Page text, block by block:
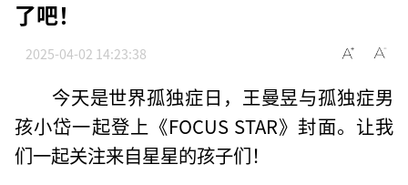
了吧！
2025-04-02 14:23:38
今天是世界孤独症日，王曼昱与孤独症男
孩小岱一起登上《FOCUS STAR》封面。让我
们一起关注来自星星的孩子们！